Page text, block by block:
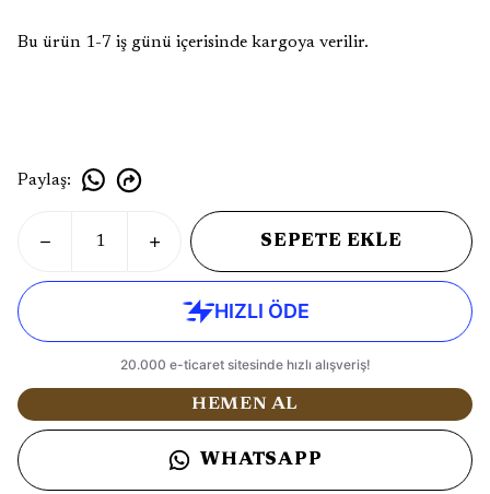
Bu ürün 1-7 iş günü içerisinde kargoya verilir.
Paylaş:
SEPETE EKLE
HEMEN AL
WHATSAPP